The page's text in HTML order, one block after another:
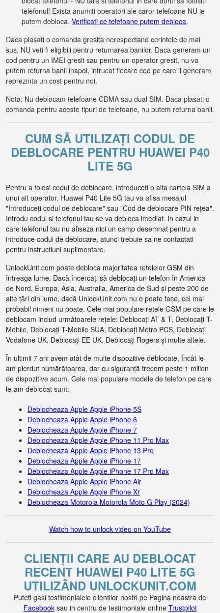
telefonul! Exista anumiti operatori ale caror telefoane NU le
putem debloca. Verificati ce telefoane putem debloca.
Daca plasati o comanda gresita nerespectand cerintele de mai
sus, NU veti fi eligibili pentru returnarea banilor. Daca generam un
cod pentru un IMEI gresit sau pentru un operator gresit, nu va
putem returna banii inapoi, intrucat fiecare cod pe care il generam
reprezinta un cost pentru noi.
Nota: Nu deblocam telefoane CDMA sau dual SIM. Daca plasati o
comanda pentru aceste tipuri de telefoane, nu putem returna banii.
CUM SĂ UTILIZAȚI CODUL DE
DEBLOCARE PENTRU HUAWEI P40
LITE 5G
Pentru a folosi codul de deblocare, introduceti o alta cartela SIM a
unui alt operator. Huawei P40 Lite 5G tau va afisa mesajul
"Introduceți codul de deblocare" sau "Cod de deblocare PIN rețea".
Introdu codul si telefonul tau se va debloca imediat. In cazul in
care telefonul tau nu afiseza nici un camp desemnat pentru a
introduce codul de deblocare, atunci trebuie sa ne contactati
pentru instructiuni suplimentare.
UnlockUnit.com poate debloca majoritatea retelelor GSM din
întreaga lume. Dacă încercați să deblocați un telefon în America
de Nord, Europa, Asia, Australia, America de Sud și peste 200 de
alte țări din lume, dacă UnlockUnit.com nu o poate face, cel mai
probabil nimeni nu poate. Cele mai populare retele GSM pe care le
deblocam includ următoarele rețele: Deblocați AT & T, Deblocați T-
Mobile, Deblocați T-Mobile SUA, Deblocați Metro PCS, Deblocați
Vodafone UK, Deblocați EE UK, Deblocați Rogers și multe altele.
În ultimii 7 ani avem atât de multe dispozitive deblocate, încât le-
am pierdut numărătoarea, dar cu siguranță trecem peste 1 milion
de dispozitive acum. Cele mai populare modele de telefon pe care
le-am deblocat sunt:
Deblocheaza Apple Apple iPhone 5S
Deblocheaza Apple Apple iPhone 6
Deblocheaza Apple Apple iPhone 7
Deblocheaza Apple Apple iPhone 11 Pro Max
Deblocheaza Apple Apple iPhone 13 Pro
Deblocheaza Apple Apple iPhone 17
Deblocheaza Apple Apple iPhone 17 Pro Max
Deblocheaza Apple Apple iPhone Air
Deblocheaza Apple Apple iPhone Xr
Deblocheaza Motorola Motorola Moto G Play (2024)
Watch how to unlock video on YouTube
CLIENȚII CARE AU DEBLOCAT
RECENT HUAWEI P40 LITE 5G
UTILIZÂND UNLOCKUNIT.COM
Puteti gasi testimonialele clientilor nostri pe Pagina noastra de
Facebooksau in centru de testimoniale online Trustpilot